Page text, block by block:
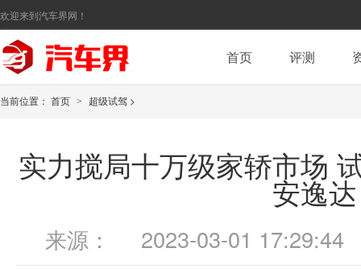
欢迎来到汽车界网！
首页 评测
当前位置： 首页 > 超级试驾 >
实力搅局十万级家轿市场
安逸达
来源： 2023-03-01 17:29:44